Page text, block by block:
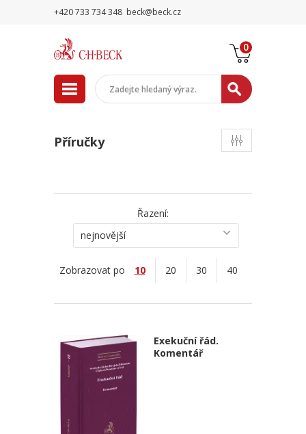
+420 733 734 348 beck@beck.cz
0
Příručky
Řazení:
nejnovější
Zobrazovat po 10 20 30 40
Exekuční řád.
Komentář